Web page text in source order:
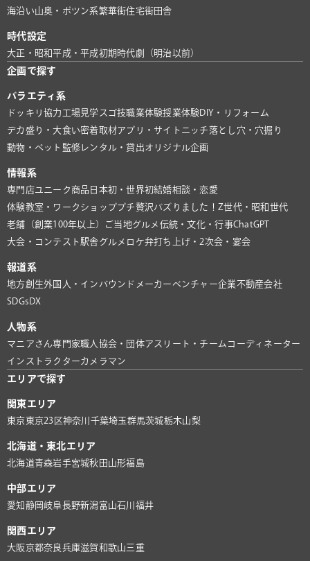
海沿い山奥・ポツン系繁華街住宅街田舎
時代設定
大正・昭和平成・平成初期時代劇（明治以前）
企画で探す
バラエティ系
ドッキリ協力 工場見学 スゴ技職業体験授業体験 DIY・リフォーム
デカ盛り・大食い密着取材アプリ・サイト ニッチ落とし穴・穴掘り
動物・ペット 監修 レンタル・貸出オリジナル企画
情報系
専門店ユニーク商品 日本初・世界初結婚相談・恋愛
体験教室・ワークショッププチ贅沢バズりました！ Z世代・昭和世代
老舗（創業100年以上）
ご当地グルメ 伝統・文化・行事ChatGPT
大会・コンテスト 駅舎グルメ ロケ弁打ち上げ・2次会・宴会
報道系
地方創生外国人・インバウンド メーカー ベンチャー企業不動産会社
SDGs DX
人物系
マニアさん専門家 職人 協会・団体アスリート・チーム コーディネーター
インストラクターカメラマン
エリアで探す
関東エリア
東京 東京23区神奈川 千葉埼玉群馬茨城栃木山梨
北海道・東北エリア
北海道青森岩手宮城秋田 山形福島
中部エリア
愛知 静岡 岐阜長野新潟富山石川 福井
関西エリア
大阪京都奈良兵庫滋賀和歌山 三重